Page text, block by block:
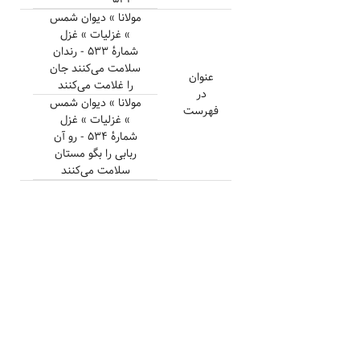
عنوان
در
فهرست
مولانا » دیوان شمس
» غزلیات » غزل
شمارهٔ ۵۳۳ - رندان
سلامت می‌کنند جان
را غلامت می‌کنند
مولانا » دیوان شمس
» غزلیات » غزل
شمارهٔ ۵۳۴ - رو آن
ربابی را بگو مستان
سلامت می‌کنند